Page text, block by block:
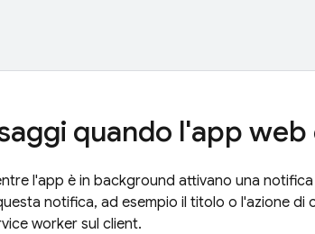
quando l'app
l'app è in background attivano una
notifica, ad esempio il titolo o l'azione di
worker sul client.